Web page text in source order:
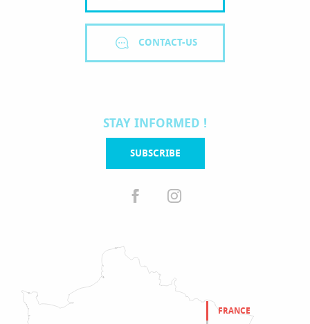
CONTACT-US
STAY INFORMED !
SUBSCRIBE
FRANCE